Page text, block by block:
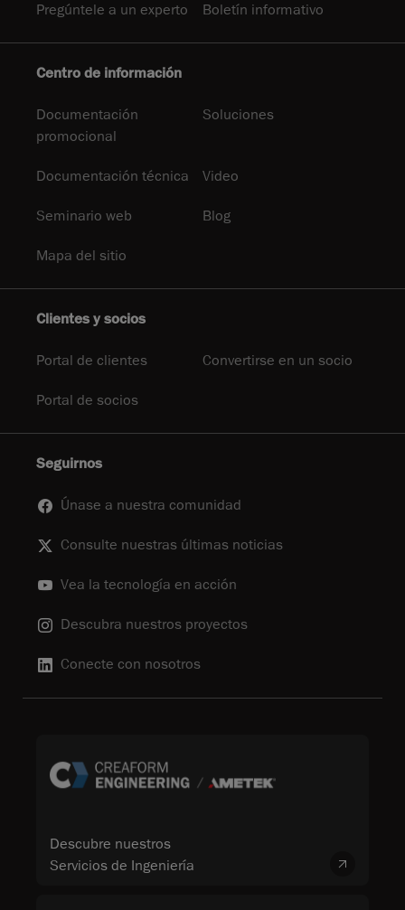
Pregúntele a un experto Boletín informativo
Centro de información
Documentación
promocional
Soluciones
Documentación técnica Video
Seminario web Blog
Mapa del sitio
Clientes y socios
Portal de clientes Convertirse en un socio
Portal de socios
Seguirnos
Únase a nuestra comunidad
Consulte nuestras últimas noticias
Vea la tecnología en acción
Descubra nuestros proyectos
Conecte con nosotros
Descubre nuestros
Servicios de Ingeniería